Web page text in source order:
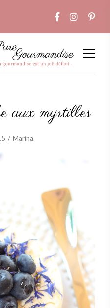
aux myrtilles
Marina